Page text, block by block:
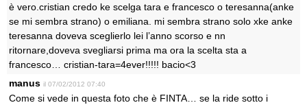
è vero.cristian credo ke scelga tara e francesco o teresanna(anke
se mi sembra strano) o emiliana. mi sembra strano solo xke anke
teresanna doveva sceglierlo lei l’anno scorso e nn
ritornare,doveva svegliarsi prima ma ora la scelta sta a
francesco… cristian-tara=4ever!!!!! bacio<3
manus il 07/02/2012 07:40
Come si vede in questa foto che è FINTA… se la ride sotto i